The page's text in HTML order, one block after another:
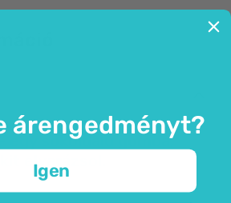
egy sokoldalú gomba,
elvarázsol.
árengedményt?
Igen